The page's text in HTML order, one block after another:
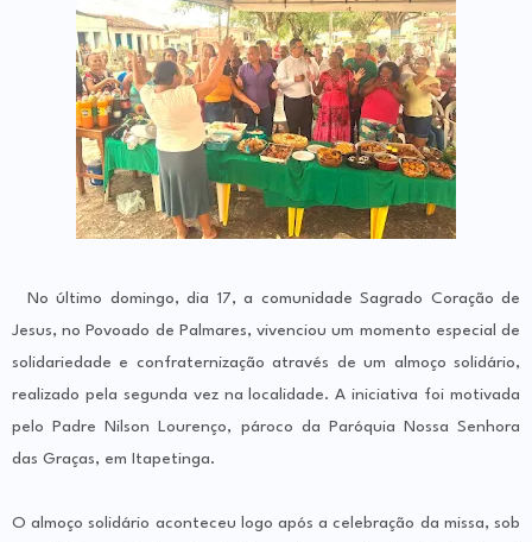
No último domingo, dia 17, a comunidade Sagrado Coração de
Jesus, no Povoado de Palmares, vivenciou um momento especial de
solidariedade e confraternização através de um almoço solidário,
realizado pela segunda vez na localidade. A iniciativa foi motivada
pelo Padre Nilson Lourenço, pároco da Paróquia Nossa Senhora
das Graças, em Itapetinga.
O almoço solidário aconteceu logo após a celebração da missa, sob